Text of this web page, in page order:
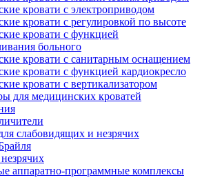
кровати с электроприводом
кровати с регулировкой по высоте
кровати с функцией
больного
кровати с санитарным оснащением
кровати с функцией кардиокресло
кровати с вертикализатором
для медицинских кроватей
слабовидящих и незрячих
аппаратно-программные комплексы